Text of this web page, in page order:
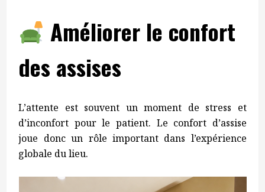
Améliorer le confort
des assises
L’attente est souvent un moment de stress et
d’inconfort pour le patient. Le confort d’assise
joue donc un rôle important dans l’expérience
globale du lieu.